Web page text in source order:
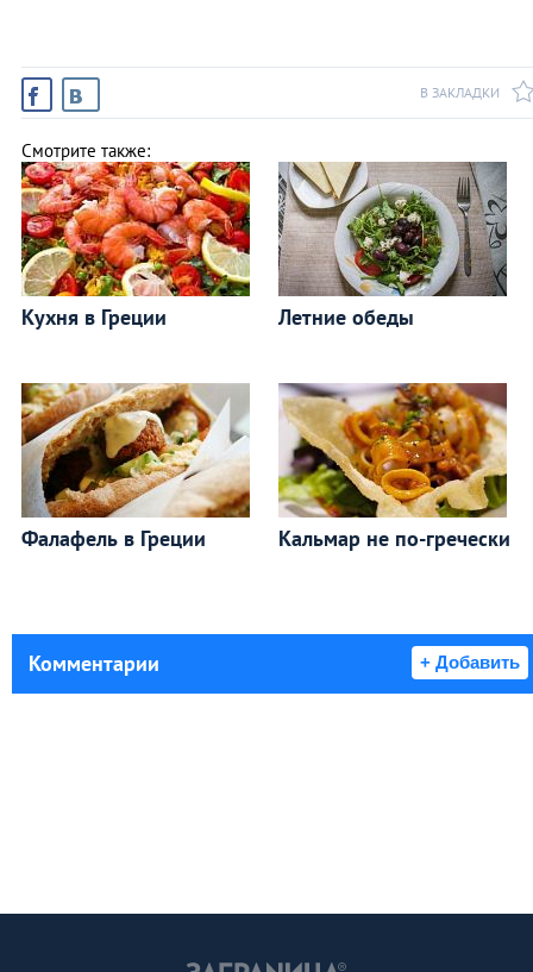
В ЗАКЛАДКИ
Смотрите также:
Кухня в Греции Летние обеды
Фалафель в Греции Кальмар не по-гречески
Комментарии + Добавить